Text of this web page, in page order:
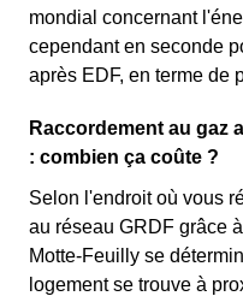
mondial concernant
cependant en seconde
après EDF, en terme de
Raccordement au gaz
: combien ça coûte ?
Selon l'endroit où vous
au réseau GRDF grâce
Motte-Feuilly se
logement se trouve à